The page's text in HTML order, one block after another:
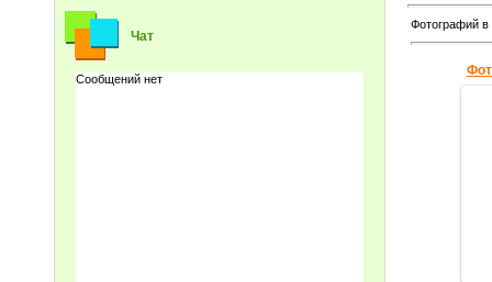
Чат
Фотографий в